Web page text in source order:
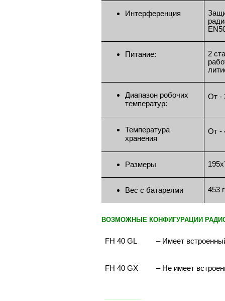
Интерференция
Питание:
2
Диапазон робочих
температур:
От -
Температура
хранения
От -
Размеры
Вес с батареями 453 г
ВОЗМОЖНЫЕ КОНФИГУРАЦИИ
FH 40 GL – Имеет
FH 40 GX – Не имеет